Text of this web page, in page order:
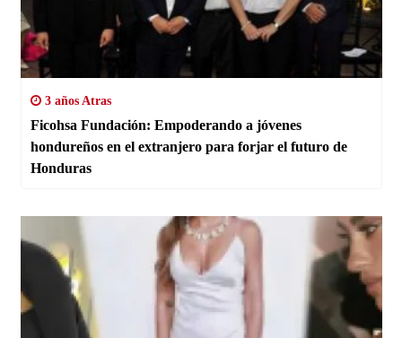
3 años Atras
Ficohsa Fundación: Empoderando a jóvenes
hondureños en el extranjero para forjar el futuro de
Honduras